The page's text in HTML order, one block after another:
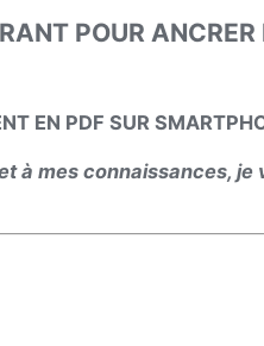
POUR
EN PDF SUR
à mes connaissances,